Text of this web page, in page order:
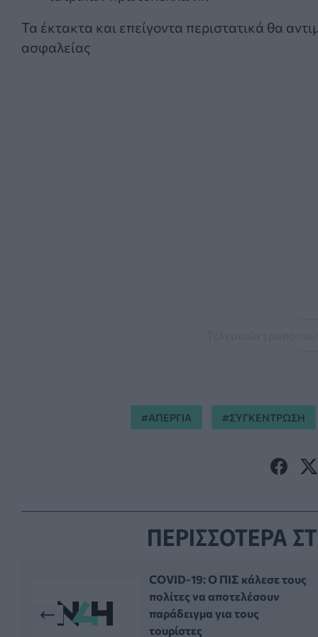
Τα έκτακτα και επείγοντα περιστατικά θα
ασφαλείας
ΑΠΕΡΓΙΑ ΣΥΓΚΕΝΤΡΩΣΗ
ΠΕΡΙΣΣΟΤΕΡΑ
COVID-19: O ΠΙΣ κάλεσε τους
πολίτες να αποτελέσουν
παράδειγμα για τους
τουρίστες